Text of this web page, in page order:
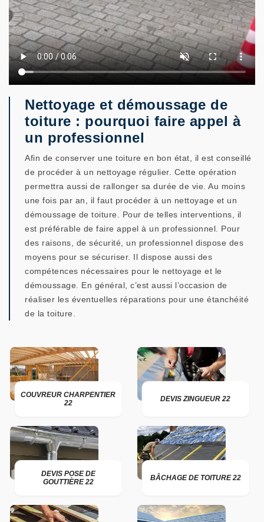
Nettoyage et démoussage de
toiture : pourquoi faire appel à
un professionnel
Afin de conserver une toiture en bon état, il est conseillé
de procéder à un nettoyage régulier. Cette opération
permettra aussi de rallonger sa durée de vie. Au moins
une fois par an, il faut procéder à un nettoyage et un
démoussage de toiture. Pour de telles interventions, il
est préférable de faire appel à un professionnel. Pour
des raisons, de sécurité, un professionnel dispose des
moyens pour se sécuriser. Il dispose aussi des
compétences nécessaires pour le nettoyage et le
démoussage. En général, c’est aussi l’occasion de
réaliser les éventuelles réparations pour une étanchéité
de la toiture.
COUVREUR CHARPENTIER
22
DEVIS ZINGUEUR 22
DEVIS POSE DE
GOUTTIÈRE 22
BÂCHAGE DE TOITURE 22